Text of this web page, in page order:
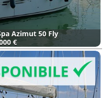
Azimut 50 Fly
€